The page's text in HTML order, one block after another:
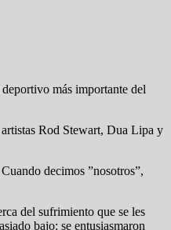
más importante del
Rod Stewart, Dua Lipa y
decimos ”nosotros”,
del sufrimiento que se les
bajo: se entusiasmaron